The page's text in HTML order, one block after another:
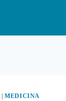
|MEDICINA